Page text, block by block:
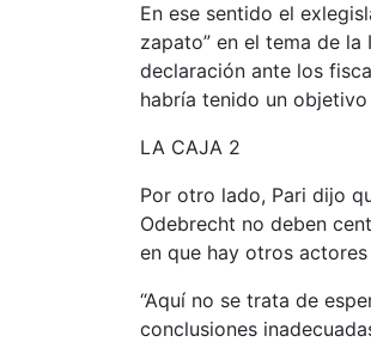
En ese sentido el
zapato” en el tema de
declaración ante los
habría tenido un
LA CAJA 2
Por otro lado, Pari dijo
Odebrecht no deben
en que hay otros
“Aquí no se trata de
conclusiones